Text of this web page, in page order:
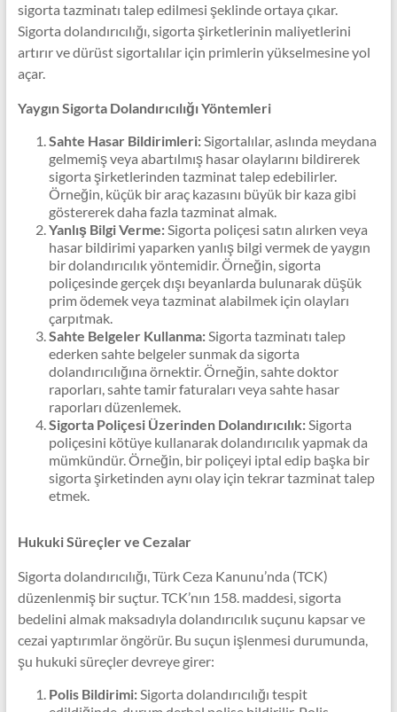
sigorta tazminatı talep edilmesi şeklinde ortaya çıkar.
Sigorta dolandırıcılığı, sigorta şirketlerinin maliyetlerini
artırır ve dürüst sigortalılar için primlerin yükselmesine yol
açar.
Yaygın Sigorta Dolandırıcılığı Yöntemleri
Sahte Hasar Bildirimleri:Sigortalılar, aslında meydana
gelmemiş veya abartılmış hasar olaylarını bildirerek
sigorta şirketlerinden tazminat talep edebilirler.
Örneğin, küçük bir araç kazasını büyük bir kaza gibi
göstererek daha fazla tazminat almak.
Yanlış Bilgi Verme:Sigorta poliçesi satın alırken veya
hasar bildirimi yaparken yanlış bilgi vermek de yaygın
bir dolandırıcılık yöntemidir. Örneğin, sigorta
poliçesinde gerçek dışı beyanlarda bulunarak düşük
prim ödemek veya tazminat alabilmek için olayları
çarpıtmak.
Sahte Belgeler Kullanma:Sigorta tazminatı talep
ederken sahte belgeler sunmak da sigorta
dolandırıcılığına örnektir. Örneğin, sahte doktor
raporları, sahte tamir faturaları veya sahte hasar
raporları düzenlemek.
Sigorta Poliçesi Üzerinden Dolandırıcılık:Sigorta
poliçesini kötüye kullanarak dolandırıcılık yapmak da
mümkündür. Örneğin, bir poliçeyi iptal edip başka bir
sigorta şirketinden aynı olay için tekrar tazminat talep
etmek.
Hukuki Süreçler ve Cezalar
Sigorta dolandırıcılığı, Türk Ceza Kanunu’nda (TCK)
düzenlenmiş bir suçtur. TCK’nın 158. maddesi, sigorta
bedelini almak maksadıyla dolandırıcılık suçunu kapsar ve
cezai yaptırımlar öngörür. Bu suçun işlenmesi durumunda,
şu hukuki süreçler devreye girer:
Polis Bildirimi:Sigorta dolandırıcılığı tespit